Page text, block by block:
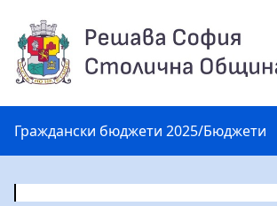
Граждански бюджети 2025/Бюджети